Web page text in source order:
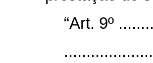
“Art. 9º